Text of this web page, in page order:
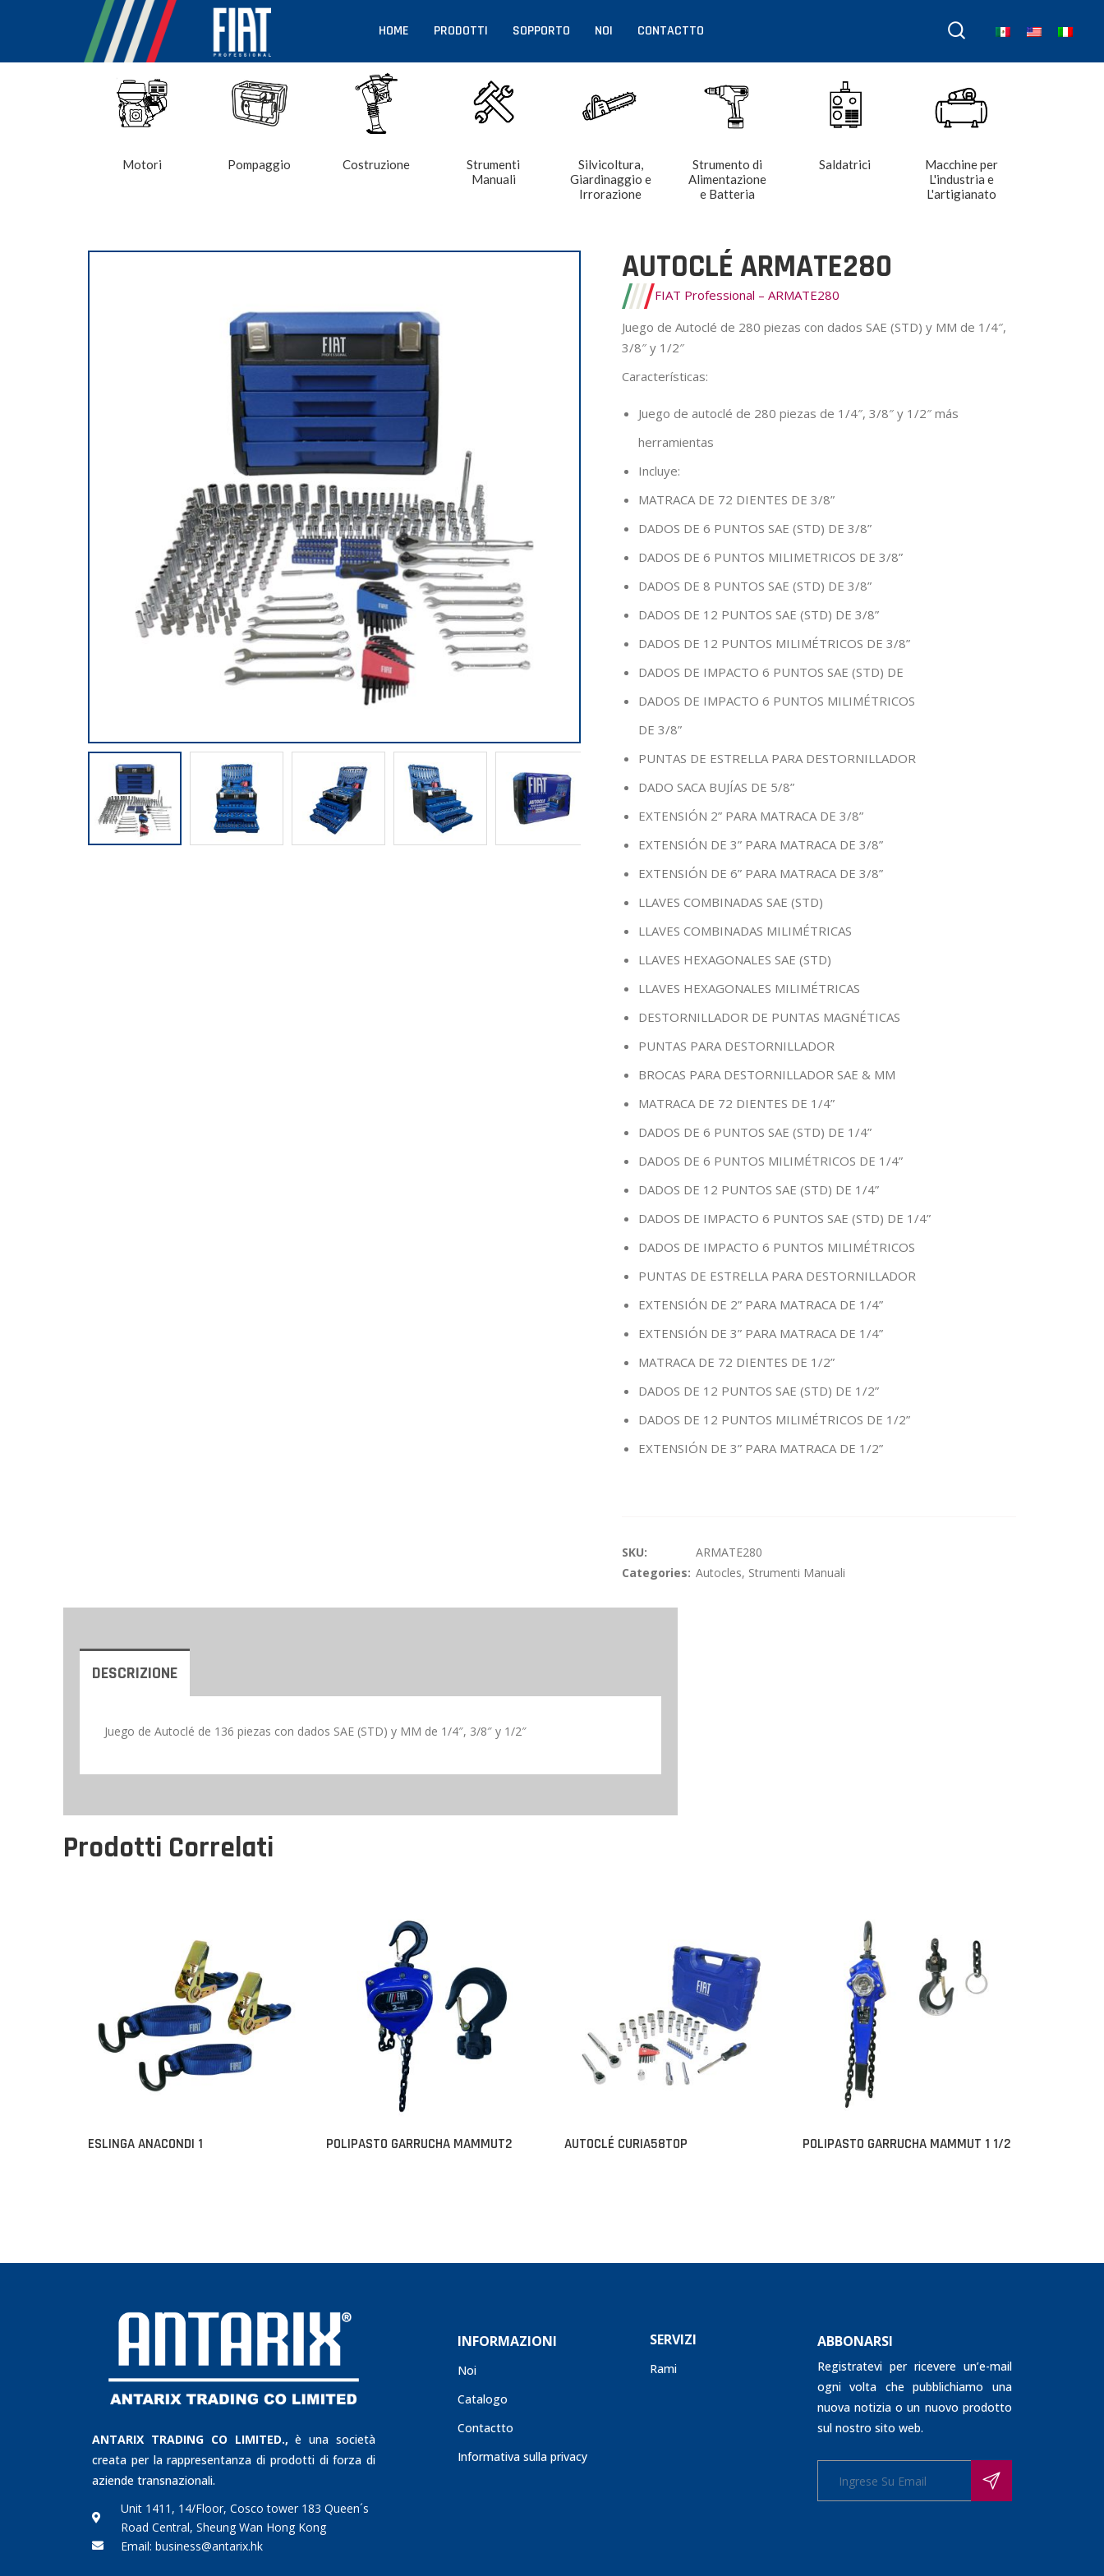
HOME PRODOTTI SOPPORTO NOI CONTACTTO
Motori Pompaggio Costruzione
Strumenti
Manuali
Silvicoltura,
Giardinaggio e
Irrorazione
Strumento di
Alimentazione
e Batteria
Saldatrici
Macchine per
L'industria e
L'artigianato
AUTOCLÉ ARMATE280
FIAT Professional – ARMATE280
Juego de Autoclé de 280 piezas con dados SAE (STD) y MM de 1/4″,
3/8″ y 1/2″
Características:
Juego de autoclé de 280 piezas de 1/4″, 3/8″ y 1/2″ más
herramientas
Incluye:
MATRACA DE 72 DIENTES DE 3/8”
DADOS DE 6 PUNTOS SAE (STD) DE 3/8”
DADOS DE 6 PUNTOS MILIMETRICOS DE 3/8”
DADOS DE 8 PUNTOS SAE (STD) DE 3/8”
DADOS DE 12 PUNTOS SAE (STD) DE 3/8”
DADOS DE 12 PUNTOS MILIMÉTRICOS DE 3/8”
DADOS DE IMPACTO 6 PUNTOS SAE (STD) DE
DADOS DE IMPACTO 6 PUNTOS MILIMÉTRICOS
DE 3/8”
PUNTAS DE ESTRELLA PARA DESTORNILLADOR
DADO SACA BUJÍAS DE 5/8”
EXTENSIÓN 2” PARA MATRACA DE 3/8”
EXTENSIÓN DE 3” PARA MATRACA DE 3/8”
EXTENSIÓN DE 6” PARA MATRACA DE 3/8”
LLAVES COMBINADAS SAE (STD)
LLAVES COMBINADAS MILIMÉTRICAS
LLAVES HEXAGONALES SAE (STD)
LLAVES HEXAGONALES MILIMÉTRICAS
DESTORNILLADOR DE PUNTAS MAGNÉTICAS
PUNTAS PARA DESTORNILLADOR
BROCAS PARA DESTORNILLADOR SAE & MM
MATRACA DE 72 DIENTES DE 1/4”
DADOS DE 6 PUNTOS SAE (STD) DE 1/4”
DADOS DE 6 PUNTOS MILIMÉTRICOS DE 1/4”
DADOS DE 12 PUNTOS SAE (STD) DE 1/4”
DADOS DE IMPACTO 6 PUNTOS SAE (STD) DE 1/4”
DADOS DE IMPACTO 6 PUNTOS MILIMÉTRICOS
PUNTAS DE ESTRELLA PARA DESTORNILLADOR
EXTENSIÓN DE 2” PARA MATRACA DE 1/4”
EXTENSIÓN DE 3” PARA MATRACA DE 1/4”
MATRACA DE 72 DIENTES DE 1/2”
DADOS DE 12 PUNTOS SAE (STD) DE 1/2”
DADOS DE 12 PUNTOS MILIMÉTRICOS DE 1/2”
EXTENSIÓN DE 3” PARA MATRACA DE 1/2”
SKU:
ARMATE280
Categories: Autocles, Strumenti Manuali
DESCRIZIONE
Juego de Autoclé de 136 piezas con dados SAE (STD) y MM de 1/4″, 3/8″ y 1/2″
Prodotti Correlati
ESLINGA ANACONDI 1 POLIPASTO GARRUCHA MAMMUT2 AUTOCLÉ CURIA58TOP POLIPASTO GARRUCHA MAMMUT 1 1/2
ANTARIX TRADING CO LIMITED., è una società
creata per la rappresentanza di prodotti di forza di
aziende transnazionali.
Unit 1411, 14/Floor, Cosco tower 183 Queen´s
Road Central, Sheung Wan Hong Kong
Email: business@antarix.hk
INFORMAZIONI
Noi
Catalogo
Contactto
Informativa sulla privacy
SERVIZI
Rami
ABBONARSI
Registratevi per ricevere un’e-mail
ogni volta che pubblichiamo una
nuova notizia o un nuovo prodotto
sul nostro sito web.